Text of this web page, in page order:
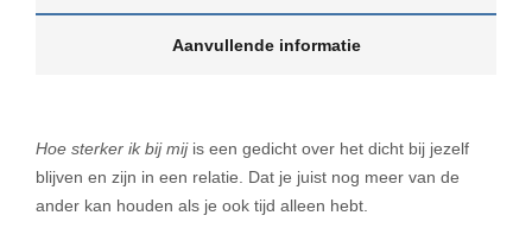
Aanvullende informatie
Hoe sterker ik bij mij is een gedicht over het dicht bij jezelf
blijven en zijn in een relatie. Dat je juist nog meer van de
ander kan houden als je ook tijd alleen hebt.